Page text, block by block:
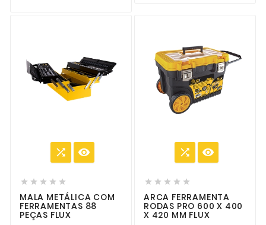
 
    
MALA METÁLICA COM
FERRAMENTAS 88
PEÇAS FLUX
 
    
ARCA FERRAMENTA
RODAS PRO 600 X 400
X 420 MM FLUX